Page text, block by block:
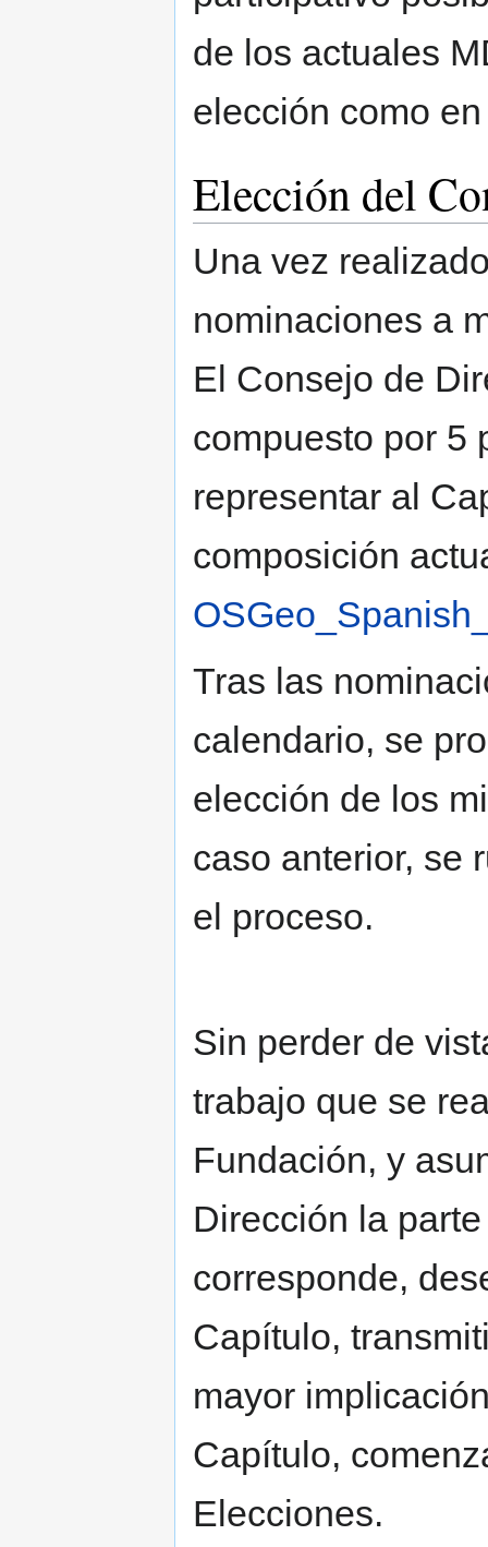
de los actuales
elección como
Elección del
Una vez
nominaciones a
El Consejo de
compuesto por 5
representar al
composición
Tras las
calendario, se
elección de los
caso anterior, se
el proceso.
Sin perder de
trabajo que se
Fundación, y
Dirección la
corresponde,
Capítulo,
mayor
Capítulo,
Elecciones.